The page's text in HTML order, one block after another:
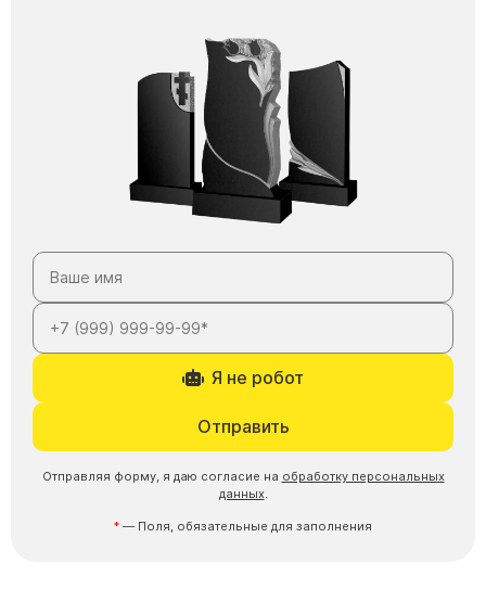
Я не робот
Отправить
Отправляя форму, я даю согласие на обработку персональных
данных.
— Поля, обязательные для заполнения